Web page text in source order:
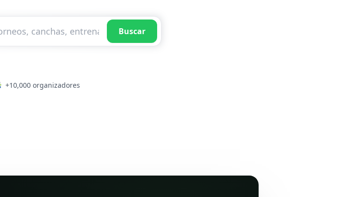
Buscar
+10,000 organizadores